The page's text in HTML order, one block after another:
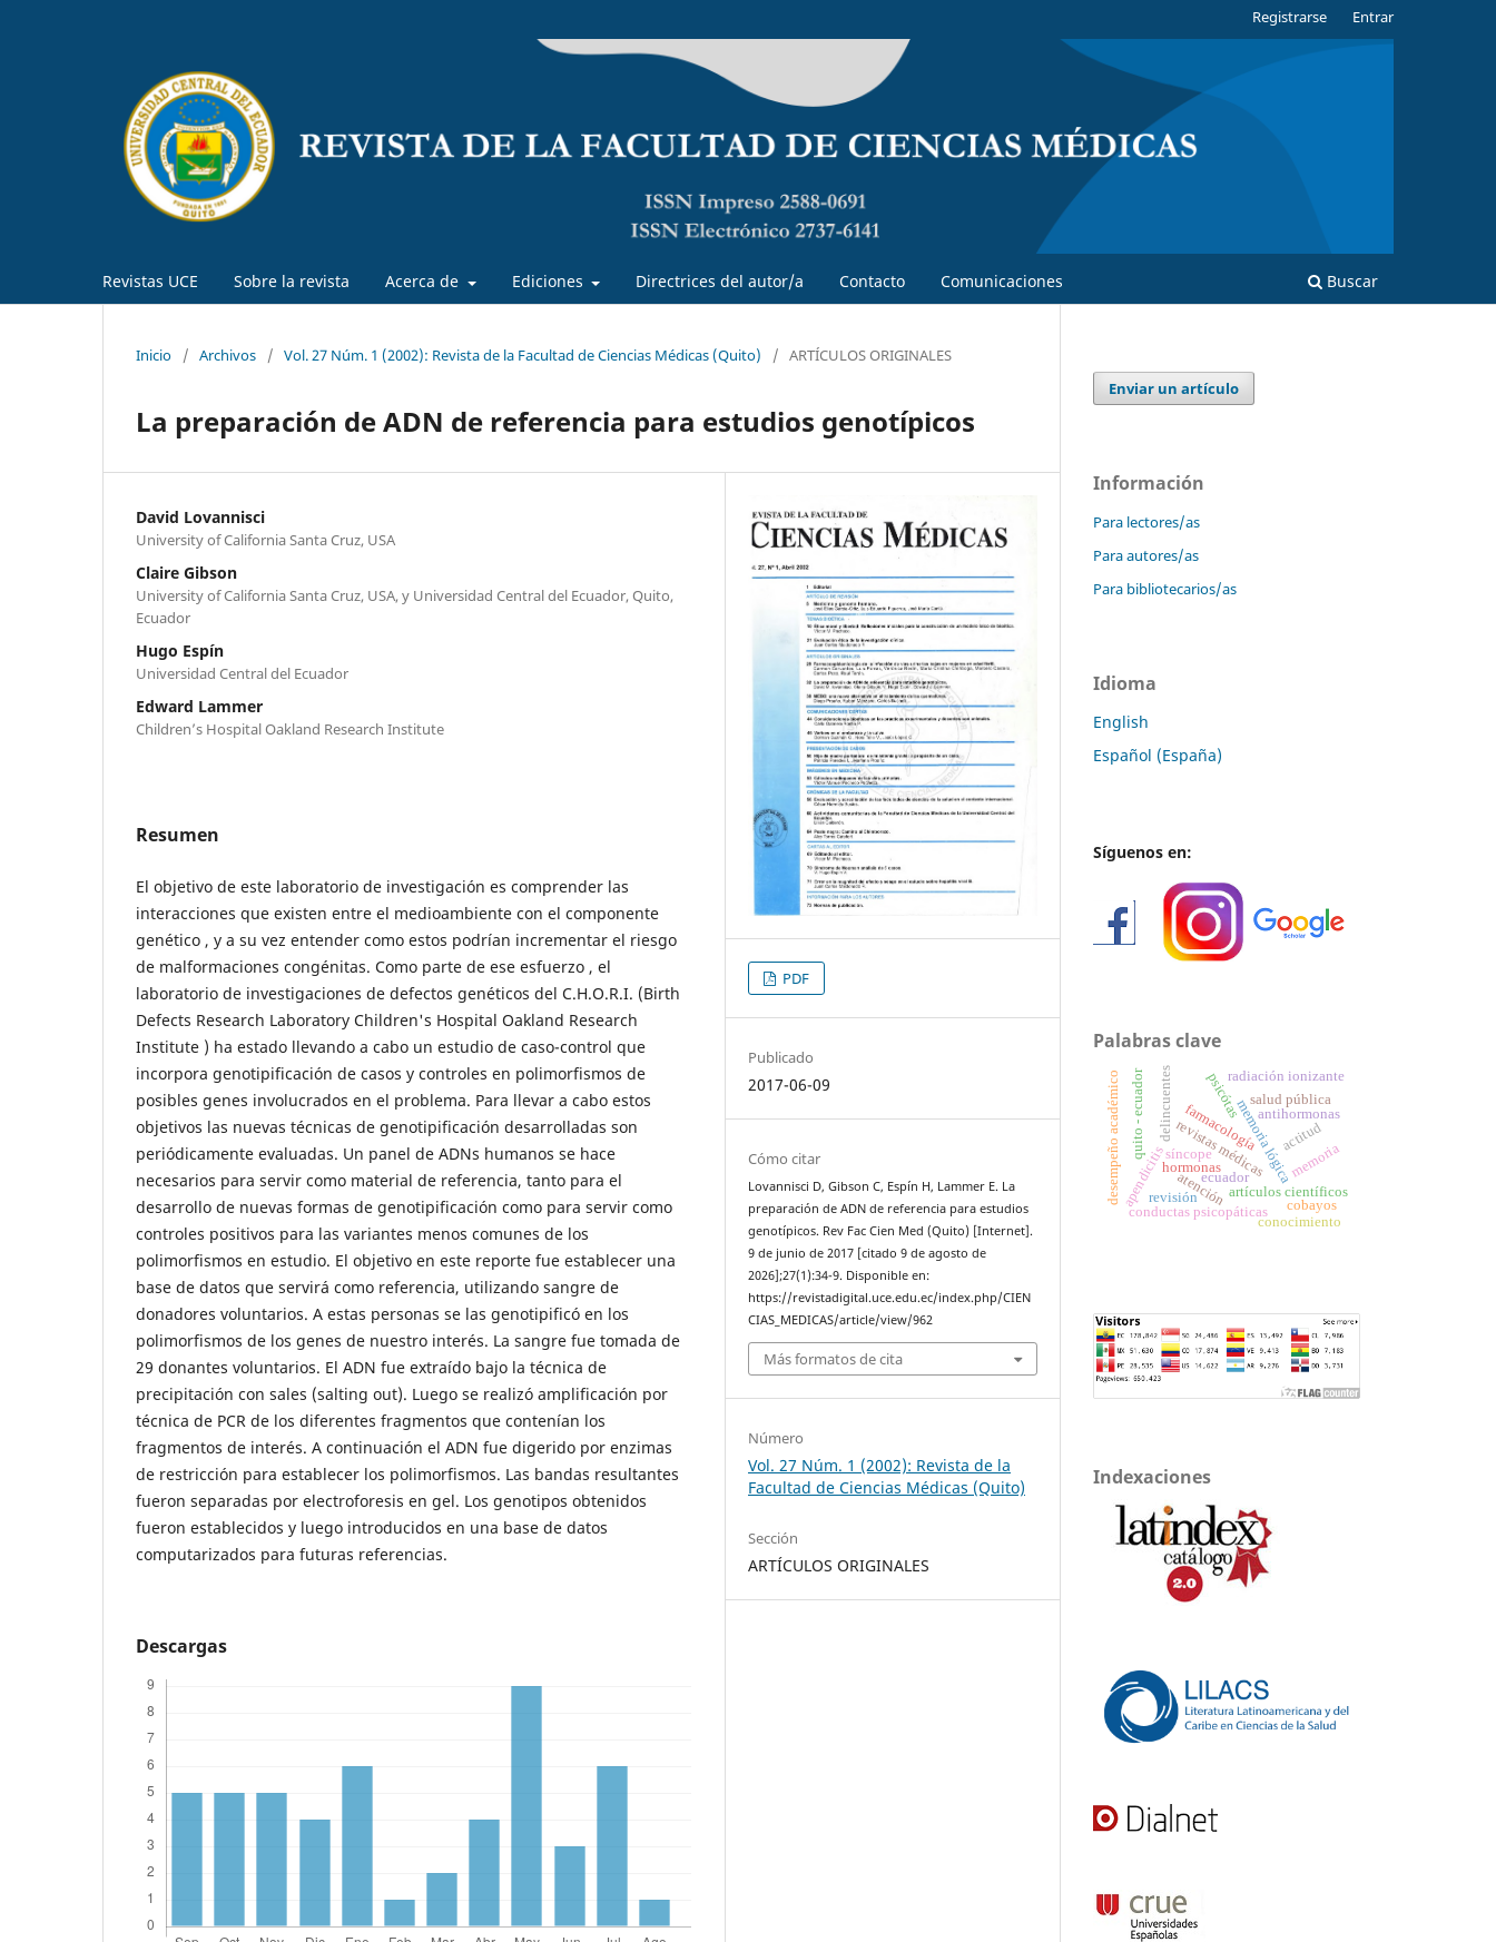
Revistas UCE Sobre la revista Acerca de Ediciones Directrices del autor/a Contacto Comunicaciones Buscar
Registrarse Entrar
Inicio / Archivos / Vol. 27 Núm. 1 (2002): Revista de la Facultad de Ciencias Médicas (Quito) / ARTÍCULOS ORIGINALES
La preparación de ADN de referencia para estudios genotípicos
David Lovannisci
University of California Santa Cruz, USA
Claire Gibson
University of California Santa Cruz, USA, y Universidad Central del Ecuador, Quito,
Ecuador
Hugo Espín
Universidad Central del Ecuador
Edward Lammer
Children’s Hospital Oakland Research Institute
Resumen
El objetivo de este laboratorio de investigación es comprender las
interacciones que existen entre el medioambiente con el componente
genético , y a su vez entender como estos podrían incrementar el riesgo
de malformaciones congénitas. Como parte de ese esfuerzo , el
laboratorio de investigaciones de defectos genéticos del C.H.O.R.I. (Birth
Defects Research Laboratory Children's Hospital Oakland Research
Institute ) ha estado llevando a cabo un estudio de caso-control que
incorpora genotipificación de casos y controles en polimorfismos de
posibles genes involucrados en el problema. Para llevar a cabo estos
objetivos las nuevas técnicas de genotipificación desarrolladas son
periódicamente evaluadas. Un panel de ADNs humanos se hace
necesarios para servir como material de referencia, tanto para el
desarrollo de nuevas formas de genotipificación como para servir como
controles positivos para las variantes menos comunes de los
polimorfismos en estudio. El objetivo en este reporte fue establecer una
base de datos que servirá como referencia, utilizando sangre de
donadores voluntarios. A estas personas se las genotipificó en los
polimorfismos de los genes de nuestro interés. La sangre fue tomada de
29 donantes voluntarios. El ADN fue extraído bajo la técnica de
precipitación con sales (salting out). Luego se realizó amplificación por
técnica de PCR de los diferentes fragmentos que contenían los
fragmentos de interés. A continuación el ADN fue digerido por enzimas
de restricción para establecer los polimorfismos. Las bandas resultantes
fueron separadas por electroforesis en gel. Los genotipos obtenidos
fueron establecidos y luego introducidos en una base de datos
computarizados para futuras referencias.
Descargas
PDF
Publicado
2017-06-09
Cómo citar
Lovannisci D, Gibson C, Espín H, Lammer E. La
preparación de ADN de referencia para estudios
genotípicos. Rev Fac Cien Med (Quito) [Internet].
9 de junio de 2017 [citado 9 de agosto de
2026];27(1):34-9. Disponible en:
https://revistadigital.uce.edu.ec/index.php/CIEN
CIAS_MEDICAS/article/view/962
Más formatos de cita
Número
Vol. 27 Núm. 1 (2002): Revista de la
Facultad de Ciencias Médicas (Quito)
Sección
ARTÍCULOS ORIGINALES
Enviar un artículo
Información
Para lectores/as
Para autores/as
Para bibliotecarios/as
Idioma
English
Español (España)
Síguenos en:
Palabras clave
memoria lógica
antihormonas
hormonas
farmacología
revistas médicas
artículos científicos
apendicitis
quito - ecuador
atención
memoria
conductas psicopáticas
delincuentes psicótasradiación ionizante
síncope
ecuador
salud pública
desempeño académico
conocimiento
actitud
revisión
cobayos
Indexaciones